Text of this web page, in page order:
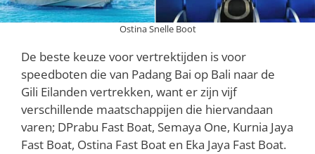
Ostina Snelle Boot
De beste keuze voor vertrektijden is voor
speedboten die van Padang Bai op Bali naar de
Gili Eilanden vertrekken, want er zijn vijf
verschillende maatschappijen die hiervandaan
varen; DPrabu Fast Boat, Semaya One, Kurnia Jaya
Fast Boat, Ostina Fast Boat en Eka Jaya Fast Boat.